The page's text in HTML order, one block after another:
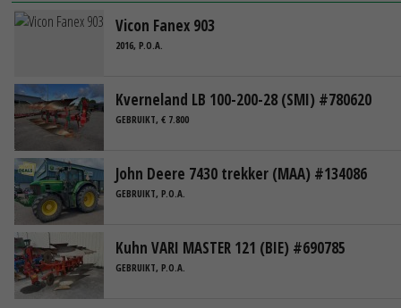
Vicon Fanex 903
2016, P.O.A.
Kverneland LB 100-200-28 (SMI) #780620
GEBRUIKT, € 7.800
John Deere 7430 trekker (MAA) #134086
GEBRUIKT, P.O.A.
Kuhn VARI MASTER 121 (BIE) #690785
GEBRUIKT, P.O.A.